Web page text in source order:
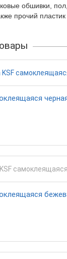
обшивки,
прочий пластик